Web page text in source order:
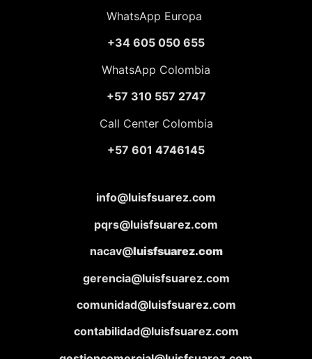
WhatsApp Europa
+34 605 050 655
WhatsApp Colombia
+57 310 557 2747
Call Center Colombia
+57 601 4746145
info@luisfsuarez.com
pqrs@luisfsuarez.com
nacav@luisfsuarez.com
gerencia@luisfsuarez.com
comunidad@luisfsuarez.com
contabilidad@luisfsuarez.com